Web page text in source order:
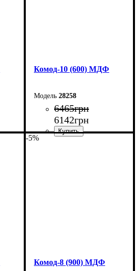
Комод-10 (600) МДФ
28258
6465грн
6142грн
-5%
Комод-8 (900) МДФ